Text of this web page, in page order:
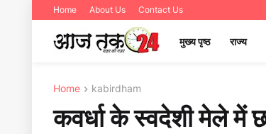
Home About Us Contact Us
मुख्य पृष्ठ राज्य
Home kabirdham
कवर्धा के स्वदेशी मेले में